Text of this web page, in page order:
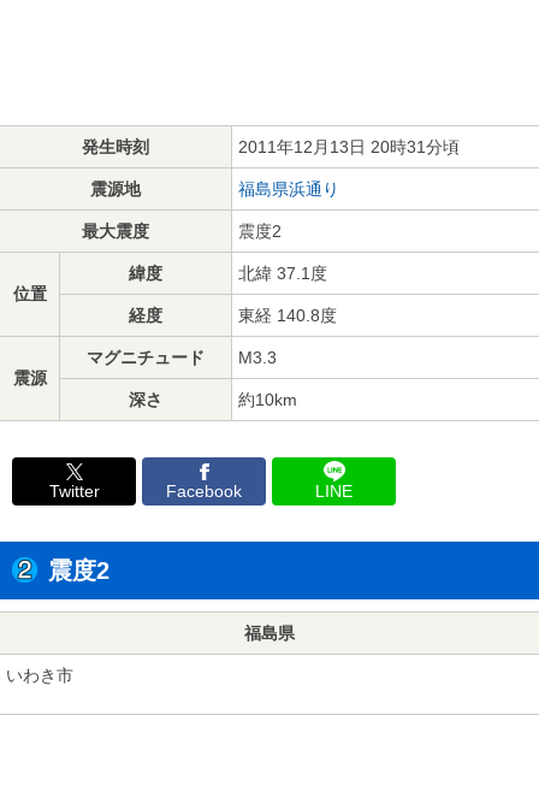
発生時刻 2011年12月13日 20時31分頃
震源地 福島県浜通り
最大震度 震度2
位置
緯度 北緯 37.1度
経度 東経 140.8度
震源
マグニチュード M3.3
深さ 約10km
Twitter Facebook LINE
震度2
福島県
いわき市